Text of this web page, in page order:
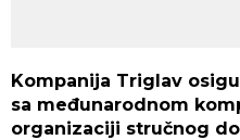
Kompanija Triglav
sa međunarodnom
organizaciji stručnog